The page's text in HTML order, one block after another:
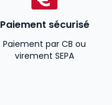
Paiement sécurisé
Paiement par CB ou
virement SEPA